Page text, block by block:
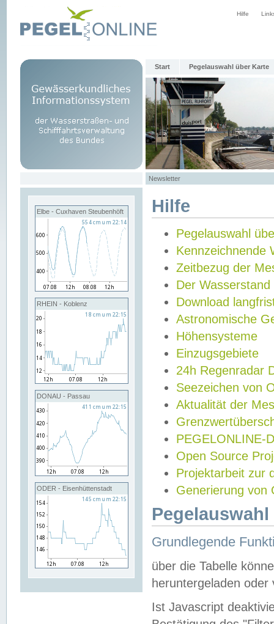
Hilfe
Start Pegelauswahl über Karte
Newsletter
Elbe - Cuxhaven Steubenhöft
RHEIN - Koblenz
DONAU - Passau
ODER - Eisenhüttenstadt
Hilfe
Pegelauswahl
Kennzeichnende
Zeitbezug der
Der Wasserstand
Download
Astronomische
Höhensysteme
Einzugsgebiete
24h Regenradar
Seezeichen von
Aktualität der
PEGELONLINE-
Open Source
Projektarbeit zur
Generierung von
Grundlegende
über die Tabelle
heruntergeladen oder
Ist Javascript